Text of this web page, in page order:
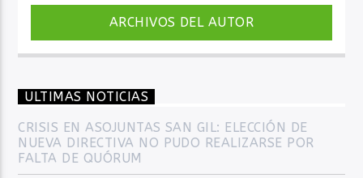
ARCHIVOS DEL AUTOR
ULTIMAS NOTICIAS
CRISIS EN ASOJUNTAS SAN GIL: ELECCIÓN DE
NUEVA DIRECTIVA NO PUDO REALIZARSE POR
FALTA DE QUÓRUM